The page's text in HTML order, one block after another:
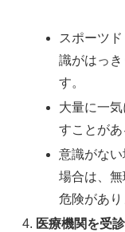
スポーツ
識がはっ
す。
大量に一
すことがあ
意識がな
場合は、
危険があり
医療機関を受